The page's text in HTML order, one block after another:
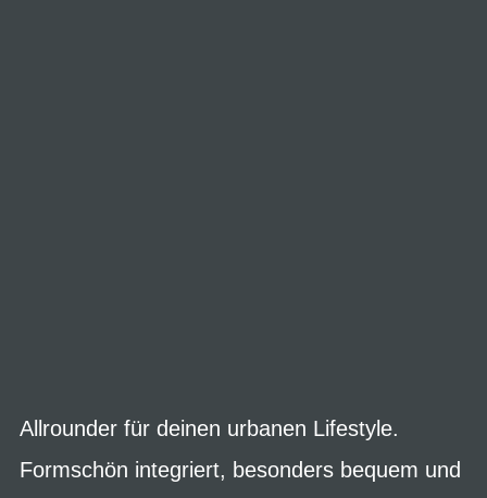
Allrounder für deinen urbanen Lifestyle.
Formschön integriert, besonders bequem und